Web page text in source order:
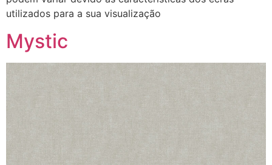
utilizados para a sua visualização
Mystic